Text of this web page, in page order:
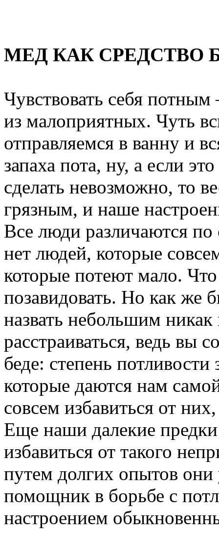
МЕД КАК СРЕДСТВО
Чувствовать себя
из малоприятных. Чуть
отправляемся в ванну и
запаха пота, ну, а если
сделать невозможно, то
грязным, и наше
Все люди различаются по
нет людей, которые
которые потеют мало.
позавидовать. Но как же
назвать небольшим никак
расстраиваться, ведь вы
беде: степень
которые даются нам
совсем избавиться от
Еще наши далекие
избавиться от такого
путем долгих опытов они
помощник в борьбе с
настроением